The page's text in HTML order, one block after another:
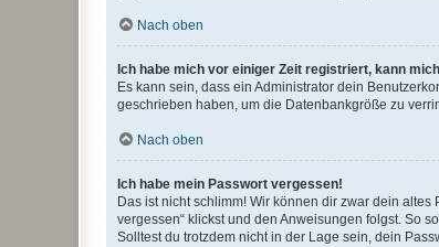
Nach oben
Ich habe mich vor einiger Zeit registriert, kann
Es kann sein, dass ein Administrator dein
geschrieben haben, um die Datenbankgröße zu
Nach oben
Ich habe mein Passwort vergessen!
Das ist nicht schlimm! Wir können dir zwar dein
vergessen“ klickst und den Anweisungen folgst. So
Solltest du trotzdem nicht in der Lage sein, dein